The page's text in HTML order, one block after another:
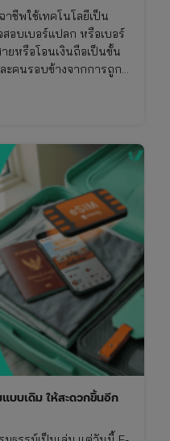
ชีพใช้เทคโนโลยีเป็น
อบเบอร์แปลก หรือเบอร์
หรือโอนเงินถือเป็นขั้น
ะคนรอบข้างจากการถูก
ทความนี้จึงรวบรวมวิธี
บบเดิม ให้สะดวกขึ้นอีก